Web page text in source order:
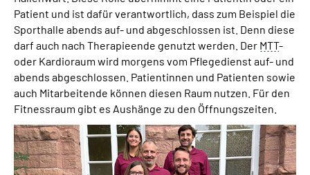
Patient und ist dafür verantwortlich, dass zum Beispiel die
Sporthalle abends auf- und abgeschlossen ist. Denn diese
darf auch nach Therapieende genutzt werden. Der MTT-
oder Kardioraum wird morgens vom Pflegedienst auf- und
abends abgeschlossen. Patientinnen und Patienten sowie
auch Mitarbeitende können diesen Raum nutzen. Für den
Fitnessraum gibt es Aushänge zu den Öffnungszeiten.